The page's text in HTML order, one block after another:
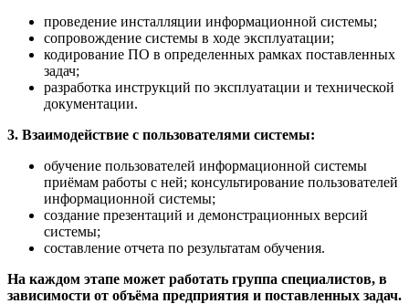
проведение инсталляции информационной системы;
сопровождение системы в ходе эксплуатации;
кодирование ПО в определенных рамках поставленных
задач;
разработка инструкций по эксплуатации и технической
документации.
3. Взаимодействие с пользователями системы:
обучение пользователей информационной системы
приёмам работы с ней; консультирование пользователей
информационной системы;
создание презентаций и демонстрационных версий
системы;
составление отчета по результатам обучения.
На каждом этапе может работать группа специалистов, в
зависимости от объёма предприятия и поставленных задач.